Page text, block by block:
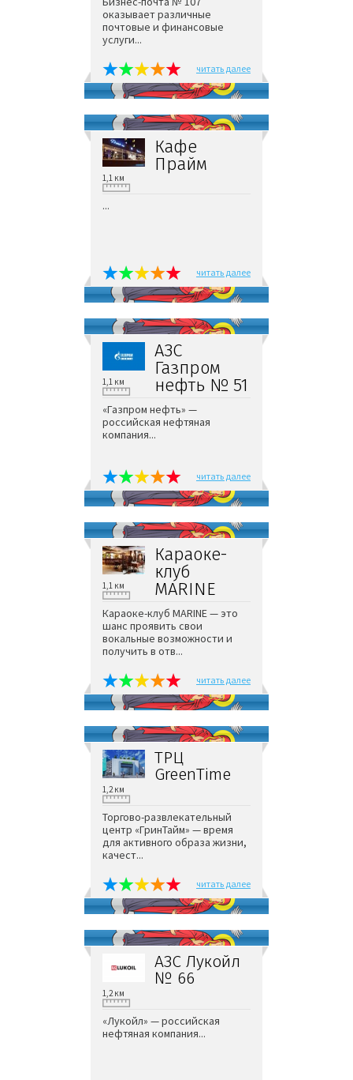
оказывает различные
почтовые и финансовые
услуги...
читать далее
Кафе
Прайм
1,1 км
...
читать далее
АЗС
Газпром
нефть № 51
1,1 км
«Газпром нефть» —
российская нефтяная
компания...
читать далее
Караоке-
клуб
MARINE
1,1 км
Караоке-клуб MARINE — это
шанс проявить свои
вокальные возможности и
получить в отв...
читать далее
ТРЦ
GreenTime
1,2 км
Торгово-развлекательный
центр «ГринТайм» — время
для активного образа жизни,
качест...
читать далее
АЗС Лукойл
№ 66
1,2 км
«Лукойл» — российская
нефтяная компания...